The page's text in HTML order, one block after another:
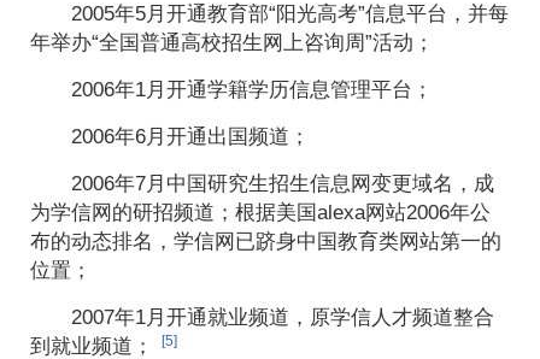
2005年5月开通教育部“阳光高考”信息平台，并每
年举办“全国普通高校招生网上咨询周”活动；
2006年1月开通学籍学历信息管理平台；
2006年6月开通出国频道；
2006年7月中国研究生招生信息网变更域名，成
为学信网的研招频道；根据美国alexa网站2006年公
布的动态排名，学信网已跻身中国教育类网站第一的
位置；
2007年1月开通就业频道，原学信人才频道整合
到就业频道；
[5]